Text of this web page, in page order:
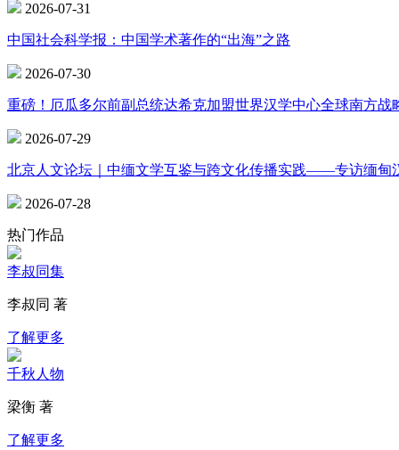
2026-07-31
中国社会科学报：中国学术著作的“出海”之路
2026-07-30
重磅！厄瓜多尔前副总统达希克加盟世界汉学中心全球南方战
2026-07-29
北京人文论坛｜中缅文学互鉴与跨文化传播实践——专访缅甸
2026-07-28
热门作品
李叔同集
李叔同 著
了解更多
千秋人物
梁衡 著
了解更多